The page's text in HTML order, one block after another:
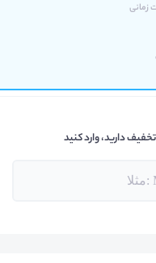
زمانی
دارید، وارد کنید